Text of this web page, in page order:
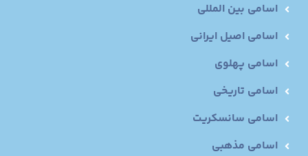
اسامی بین المللی
اسامی اصیل ایرانی
اسامی پهلوی
اسامی تاریخی
اسامی سانسکریت
اسامی مذهبی